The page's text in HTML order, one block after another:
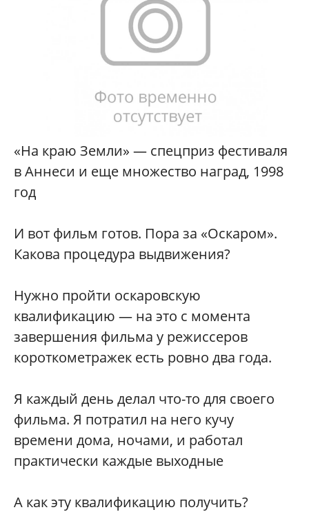
«На краю Земли» — спецприз фестиваля
в Аннеси и еще множество наград, 1998
год
И вот фильм готов. Пора за «Оскаром».
Какова процедура выдвижения?
Нужно пройти оскаровскую
квалификацию — на это с момента
завершения фильма у режиссеров
короткометражек есть ровно два года.
Я каждый день делал что-то для своего
фильма. Я потратил на него кучу
времени дома, ночами, и работал
практически каждые выходные
А как эту квалификацию получить?